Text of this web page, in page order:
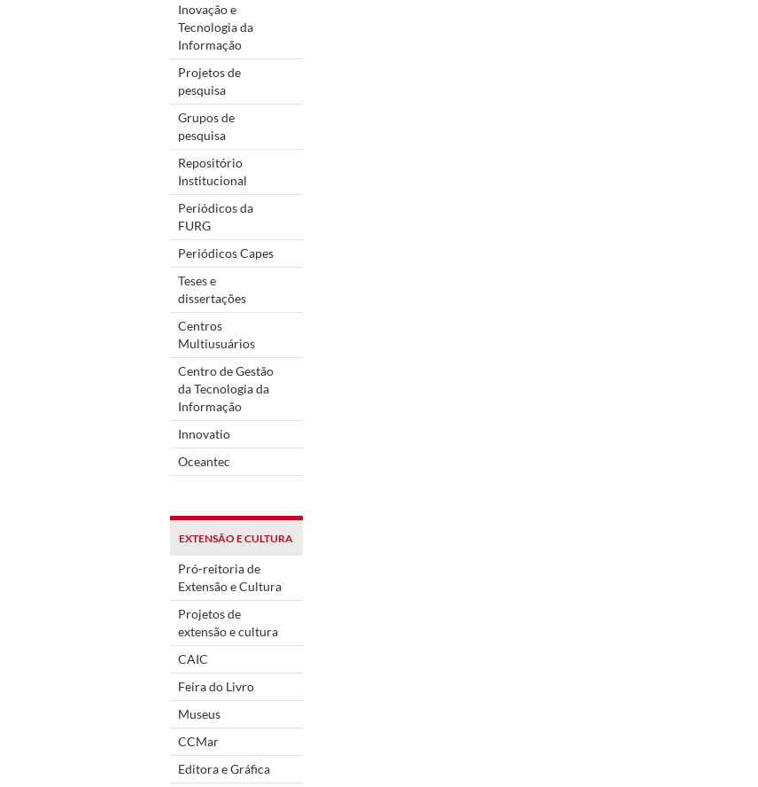
Inovação e
Tecnologia da
Informação
Projetos de
pesquisa
Grupos de
pesquisa
Repositório
Institucional
Periódicos da
FURG
Periódicos Capes
Teses e
dissertações
Centros
Multiusuários
Centro de Gestão
da Tecnologia da
Informação
Innovatio
Oceantec
EXTENSÃO E CULTURA
Pró-reitoria de
Extensão e Cultura
Projetos de
extensão e cultura
CAIC
Feira do Livro
Museus
CCMar
Editora e Gráfica